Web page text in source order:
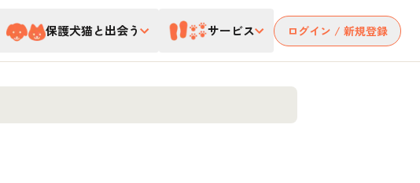
保護犬猫と出会う サービス ログイン / 新規登録